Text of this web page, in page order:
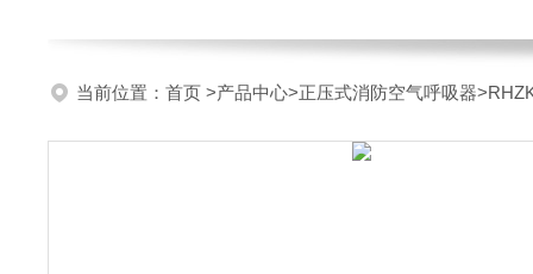
当前位置： 首页 >产品中心>正压式消防空气呼吸器>